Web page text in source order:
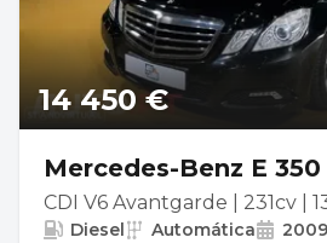
14 450 €
Mercedes-Benz E 350
CDI V6 Avantgarde | 231cv |
Revisões Mercedes
Diesel Automática 2009